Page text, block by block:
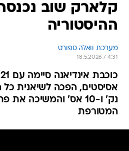
קלארק שוב
ההיסטוריה
מערכת וואלה ספורט
18.5.2026 / 4:31
נק' ו-10 אס' והמשיכה את
המטורפת